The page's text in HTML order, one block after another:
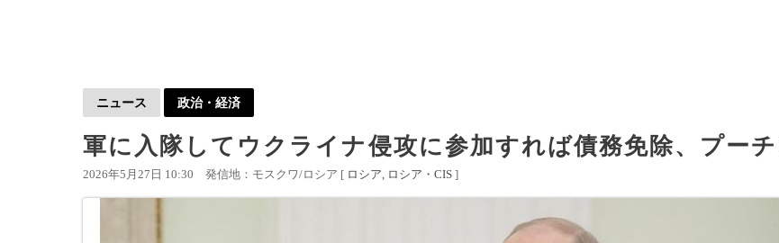
ニュース 政治・経済
軍に入隊してウクライナ侵攻に参加すれば債務免除、プー
2026年5月27日 10:30 発信地：モスクワ/ロシア [ ロシア ロシア・CIS ]